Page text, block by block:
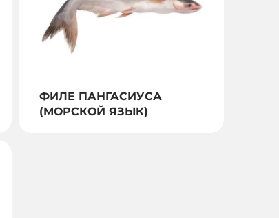
ФИЛЕ ПАНГАСИУСА
(МОРСКОЙ ЯЗЫК)